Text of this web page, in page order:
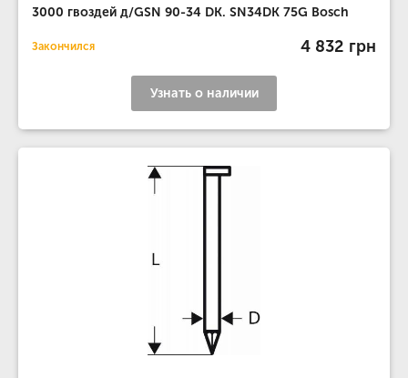
3000 гвоздей д/GSN 90-34 DK. SN34DK 75G Bosch
Закончился 4 832 грн
Узнать о наличии